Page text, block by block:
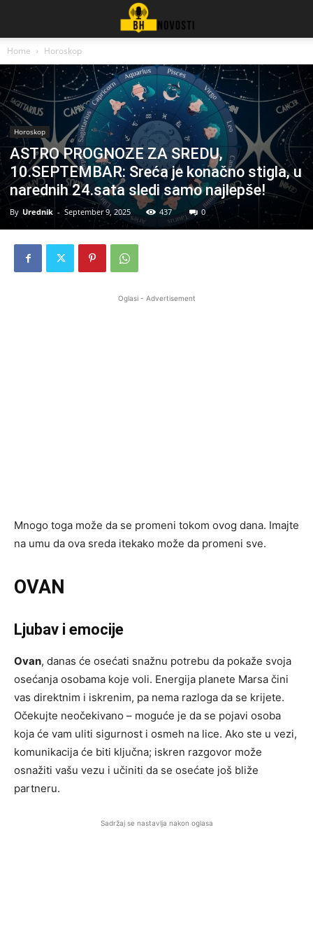
Home Horoskop
Horoskop
ASTRO PROGNOZE ZA SREDU,
10.SEPTEMBAR: Sreća je konačno stigla, u
narednih 24.sata sledi samo najlepše!
By Urednik - September 9, 2025 437 0
Oglasi - Advertisement
Mnogo toga može da se promeni tokom ovog dana. Imajte
na umu da ova sreda itekako može da promeni sve.
OVAN
Ljubav i emocije
Ovan, danas će osećati snažnu potrebu da pokaže svoja
osećanja osobama koje voli. Energija planete Marsa čini
vas direktnim i iskrenim, pa nema razloga da se krijete.
Očekujte neočekivano – moguće je da se pojavi osoba
koja će vam uliti sigurnost i osmeh na lice. Ako ste u vezi,
komunikacija će biti ključna; iskren razgovor može
osnažiti vašu vezu i učiniti da se osećate još bliže
partneru.
Sadržaj se nastavlja nakon oglasa